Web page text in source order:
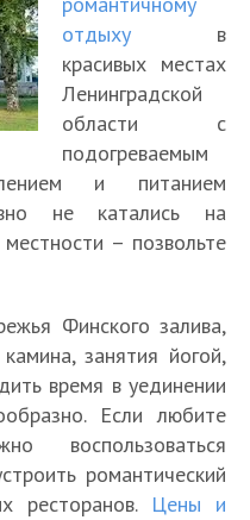
отдыху в
красивых местах
Ленинградской
области с
подогреваемым
и питанием
не катались на
– позвольте
Финского залива,
занятия йогой,
время в уединении
Если любите
воспользоваться
романтический
ресторанов. Цены и